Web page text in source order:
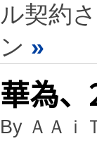
ル契約
ン »
華為
By ＡＡｉ